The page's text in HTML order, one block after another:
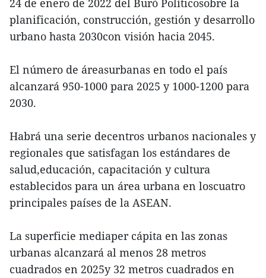
24 de enero de 2022 del Buró Políticosobre la
planificación, construcción, gestión y desarrollo
urbano hasta 2030con visión hacia 2045.
El número de áreasurbanas en todo el país
alcanzará 950-1000 para 2025 y 1000-1200 para
2030.
Habrá una serie decentros urbanos nacionales y
regionales que satisfagan los estándares de
salud,educación, capacitación y cultura
establecidos para un área urbana en loscuatro
principales países de la ASEAN.
La superficie mediaper cápita en las zonas
urbanas alcanzará al menos 28 metros
cuadrados en 2025y 32 metros cuadrados en